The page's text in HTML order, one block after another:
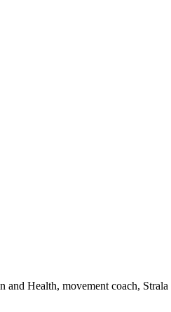
Health, movement coach,